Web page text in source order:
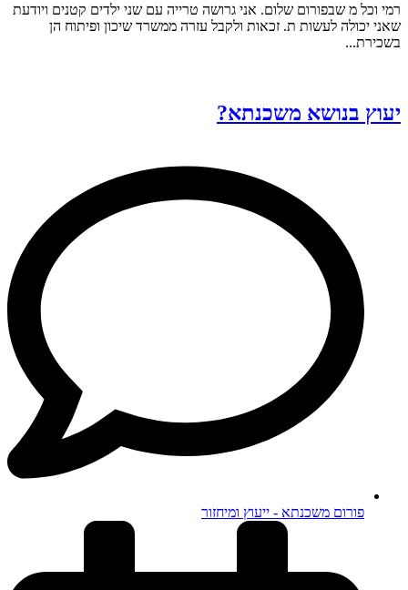
רמי וכל מ שבפורום שלום. אני גרושה טרייה עם שני ילדים קטנים ויודעת
שאני יכולה לעשות ת. זכאות ולקבל עזרה ממשרד שיכון ופיתוח הן
בשכירת...
יעוץ בנושא משכנתא?
פורום משכנתא - ייעוץ ומיחזור